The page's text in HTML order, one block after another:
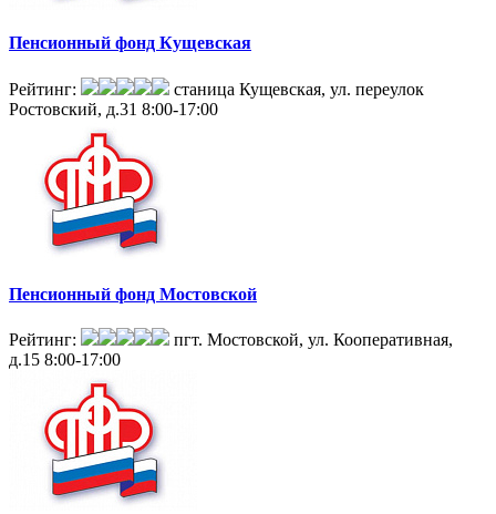
Пенсионный фонд Кущевская
Рейтинг:
станица Кущевская, ул. переулок
Ростовский, д.31 8:00-17:00
Пенсионный фонд Мостовской
Рейтинг:
пгт. Мостовской, ул. Кооперативная,
д.15 8:00-17:00